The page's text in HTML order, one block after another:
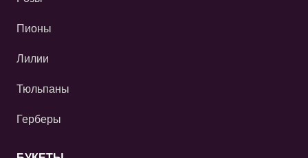
Пионы
Лилии
Тюльпаны
Герберы